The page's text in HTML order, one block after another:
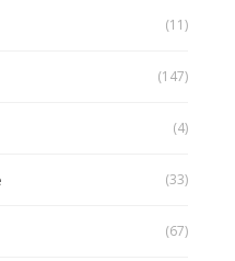
(11)
(147)
(4)
(33)
(67)